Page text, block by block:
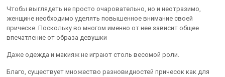
Чтобы выглядеть не просто очаровательно, но и неотразимо,
женщине необходимо уделять повышенное внимание своей
прическе. Поскольку во многом именно от нее зависит общее
впечатление от образа девушки
Даже одежда и макияж не играют столь весомой роли.
Благо, существует множество разновидностей причесок как для